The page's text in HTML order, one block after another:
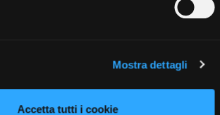
Mostra dettagli
Accetta tutti i cookie